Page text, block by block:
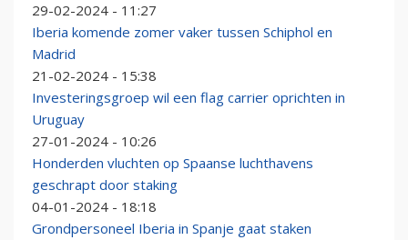
29-02-2024 - 11:27
Iberia komende zomer vaker tussen Schiphol en
Madrid
21-02-2024 - 15:38
Investeringsgroep wil een flag carrier oprichten in
Uruguay
27-01-2024 - 10:26
Honderden vluchten op Spaanse luchthavens
geschrapt door staking
04-01-2024 - 18:18
Grondpersoneel Iberia in Spanje gaat staken